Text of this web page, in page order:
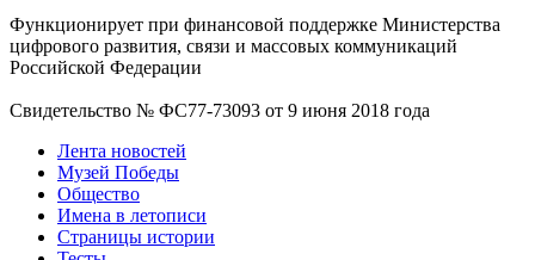
Функционирует при финансовой поддержке Министерства
цифрового развития, связи и массовых коммуникаций
Российской Федерации
Свидетельство № ФС77-73093 от 9 июня 2018 года
Лента новостей
Музей Победы
Общество
Имена в летописи
Страницы истории